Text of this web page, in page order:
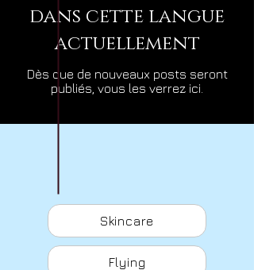
dans cette langue
actuellement
Dès que de nouveaux posts seront
publiés, vous les verrez ici.
Skincare
Flying